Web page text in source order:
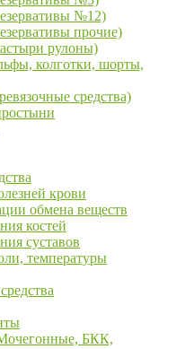
№12)
прочие)
рулоны)
колготки, шорты,
средства)
крови
обмена веществ
костей
суставов
температуры
БКК,